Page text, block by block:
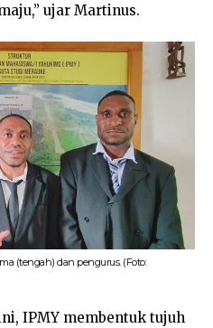
ujar Martinus.
(tengah) dan pengurus. (Foto:
IPMY membentuk tujuh